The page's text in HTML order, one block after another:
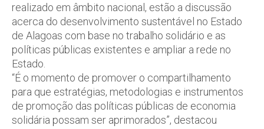
realizado em âmbito nacional, estão a discussão
acerca do desenvolvimento sustentável no Estado
de Alagoas com base no trabalho solidário e as
políticas públicas existentes e ampliar a rede no
Estado.
“É o momento de promover o compartilhamento
para que estratégias, metodologias e instrumentos
de promoção das políticas públicas de economia
solidária possam ser aprimorados”, destacou